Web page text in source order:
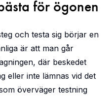
för ögonen
och testa sig börjar en
är att man går
där beskedet
eller inte lämnas vid det
överväger testning